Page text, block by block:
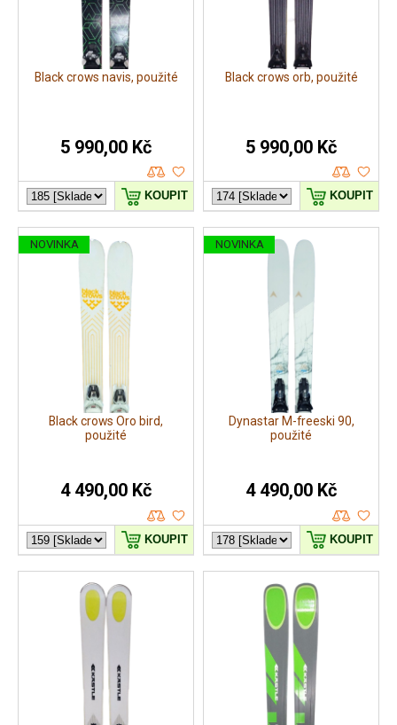
Black crows navis, použité
5 990,00 Kč
KOUPIT
Black crows orb, použité
5 990,00 Kč
KOUPIT
NOVINKA
Black crows Oro bird,
použité
4 490,00 Kč
KOUPIT
NOVINKA
Dynastar M-freeski 90,
použité
4 490,00 Kč
KOUPIT